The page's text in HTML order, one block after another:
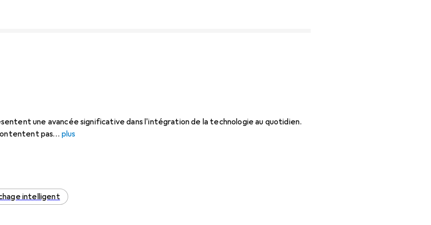
une avancée significative dans l'intégration de la technologie au quotidien.
pas
plus
intelligent